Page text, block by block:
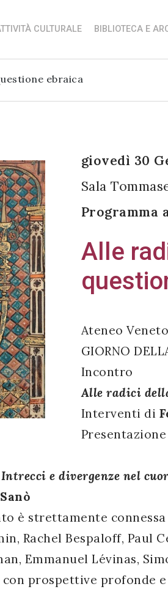
CULTURALE BIBLIOTECA E
ebraica
giovedì 30
Sala
Programma
Alle
Ateneo
GIORNO
Incontro
Alle radici
Interventi di
e divergenze nel
è strettamente
Rachel Bespaloff, Paul
Emmanuel Lévinas,
prospettive profonde